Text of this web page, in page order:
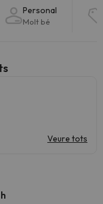
Personal
Molt bé
Veure tots